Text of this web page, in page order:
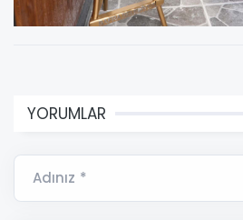
YORUMLAR
Adınız *